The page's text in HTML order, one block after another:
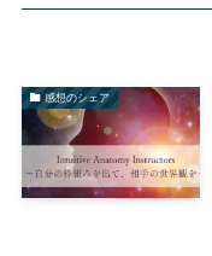
感想のシェア